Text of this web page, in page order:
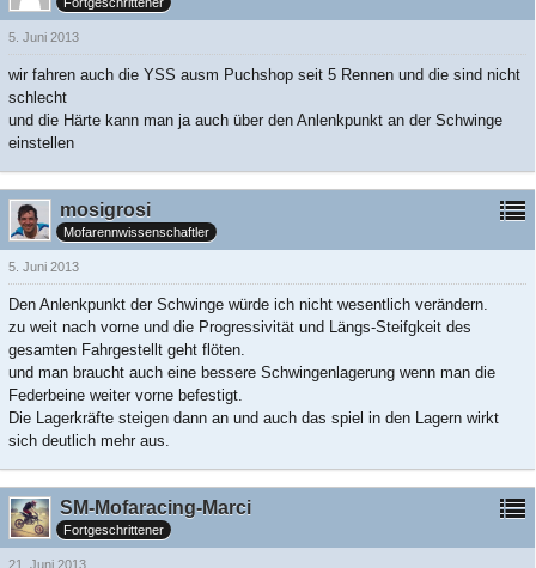
5. Juni 2013
wir fahren auch die YSS ausm Puchshop seit 5 Rennen und die sind nicht
schlecht
und die Härte kann man ja auch über den Anlenkpunkt an der Schwinge
einstellen
mosigrosi
Mofarennwissenschaftler
5. Juni 2013
Den Anlenkpunkt der Schwinge würde ich nicht wesentlich verändern.
zu weit nach vorne und die Progressivität und Längs-Steifgkeit des
gesamten Fahrgestellt geht flöten.
und man braucht auch eine bessere Schwingenlagerung wenn man die
Federbeine weiter vorne befestigt.
Die Lagerkräfte steigen dann an und auch das spiel in den Lagern wirkt
sich deutlich mehr aus.
SM-Mofaracing-Marci
Fortgeschrittener
21. Juni 2013